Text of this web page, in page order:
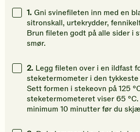
din
vurdering.
oppskriften.
1. Gni svinefileten inn med en
sitronskall, urtekrydder,
Brun fileten godt på alle sider i
smør.
2. Legg fileten over i en ildfast
steketermometer i den
Sett formen i stekeovn på 125
steketermometeret viser 65
minimum 10 minutter før du